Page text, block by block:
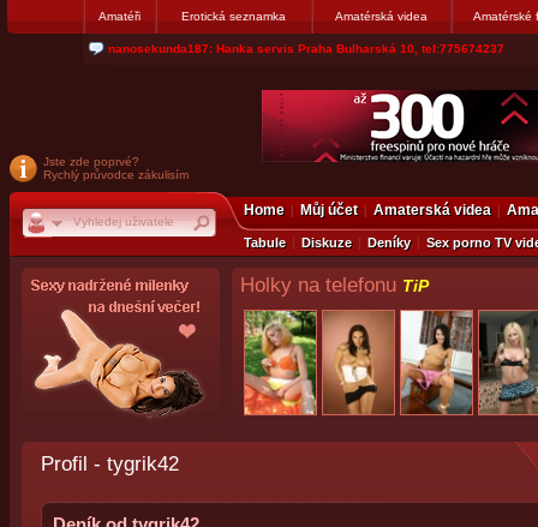
Amatéři Erotická seznamka Amatérská videa Amatérské
nanosekunda187: Hanka servis Praha Bulharská 10, tel:775674237
Jste zde poprvé?
Rychlý průvodce zákulisím
Home Můj účet Amaterská videa
Tabule Diskuze Deníky Sex porno TV
Holky na telefonu TiP
Profil - tygrik42